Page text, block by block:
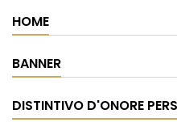
HOME
BANNER
DISTINTIVO D'ONORE